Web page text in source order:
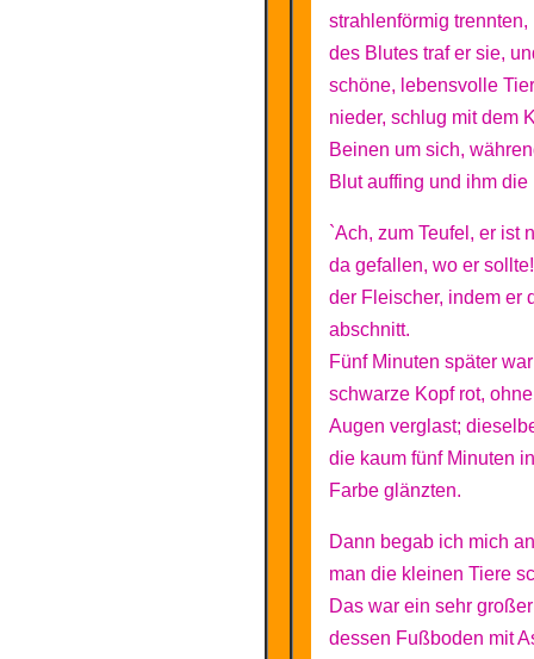
strahlenförmig trennten,
des Blutes traf er sie,
schöne, lebensvolle
nieder, schlug mit dem
Beinen um sich,
Blut auffing und ihm die
`Ach, zum Teufel, er ist
da gefallen, wo er
der Fleischer, indem er
abschnitt.
Fünf Minuten später
schwarze Kopf rot,
Augen verglast;
die kaum fünf Minuten
Farbe glänzten.
Dann begab ich mich
man die kleinen Tiere
Das war ein sehr
dessen Fußboden mit